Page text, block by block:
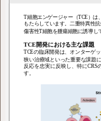
T細胞エンゲージャー（TCE）は
もたらしています。二重特異性
傷害性T細胞を腫瘍細胞に誘導し
TCE開発における主な課題
TCEの臨床開発は、オンターゲ
狭い治療域といった重要な課題
反応を忠実に反映し、特にCRS
す。